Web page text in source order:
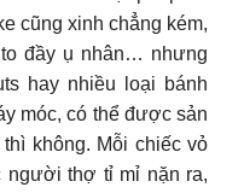
cũng xinh chẳng kém,
đầy ụ nhân… nhưng
hay nhiều loại bánh
móc, có thể được sản
không. Mỗi chiếc vỏ
người thợ tỉ mỉ nặn ra,